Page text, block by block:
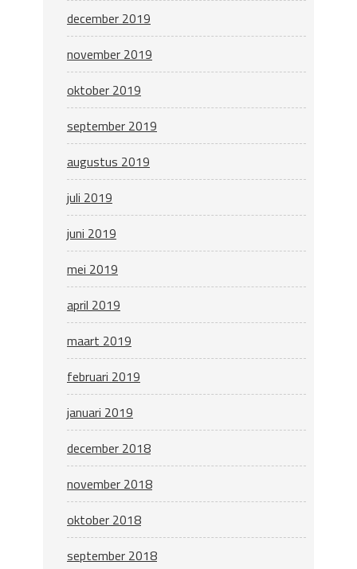
december 2019
november 2019
oktober 2019
september 2019
augustus 2019
juli 2019
juni 2019
mei 2019
april 2019
maart 2019
februari 2019
januari 2019
december 2018
november 2018
oktober 2018
september 2018